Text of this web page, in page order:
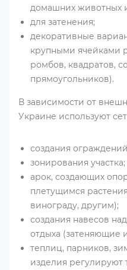
домашних животных
для затенения;
декоративные
крупными ячейками
ромбов, квадратов,
прямоугольников).
В зависимости от
Украине используют
создания
зонирования участка;
арок, создающих
плетущимся
винограду, другим);
создания навесов
отдыха (затеняющие
теплиц, парников,
изделия регулируют